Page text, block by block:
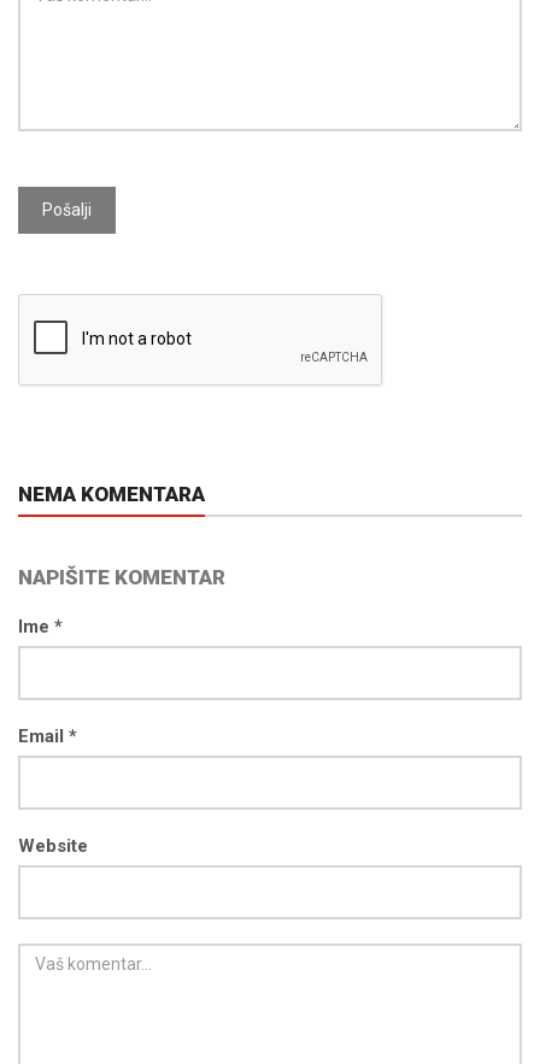
Pošalji
NEMA KOMENTARA
NAPIŠITE KOMENTAR
Ime *
Email *
Website